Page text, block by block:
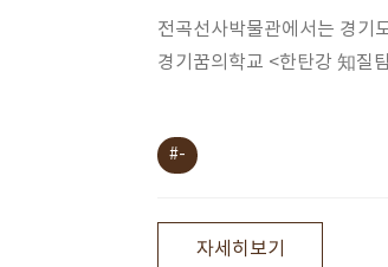
전곡선사박물관에서는 경기
경기꿈의학교 <한탄강 知질
#-
자세히보기